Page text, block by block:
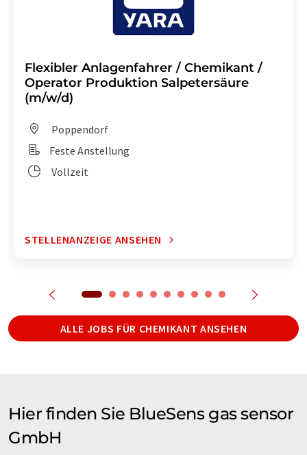
Flexibler Anlagenfahrer / Chemikant /
Operator Produktion Salpetersäure
(m/w/d)
Poppendorf
Feste Anstellung
Vollzeit
STELLENANZEIGE ANSEHEN
ALLE JOBS FÜR CHEMIKANT ANSEHEN
Hier finden Sie BlueSens gas sensor
GmbH